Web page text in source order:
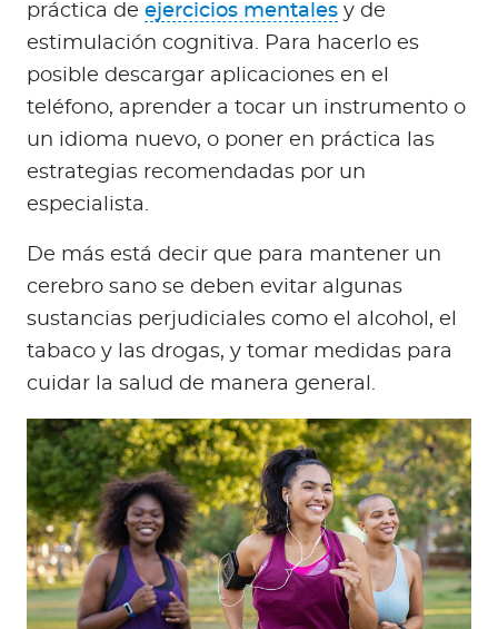
práctica de ejercicios mentales y de
estimulación cognitiva. Para hacerlo es
posible descargar aplicaciones en el
teléfono, aprender a tocar un instrumento o
un idioma nuevo, o poner en práctica las
estrategias recomendadas por un
especialista.
De más está decir que para mantener un
cerebro sano se deben evitar algunas
sustancias perjudiciales como el alcohol, el
tabaco y las drogas, y tomar medidas para
cuidar la salud de manera general.